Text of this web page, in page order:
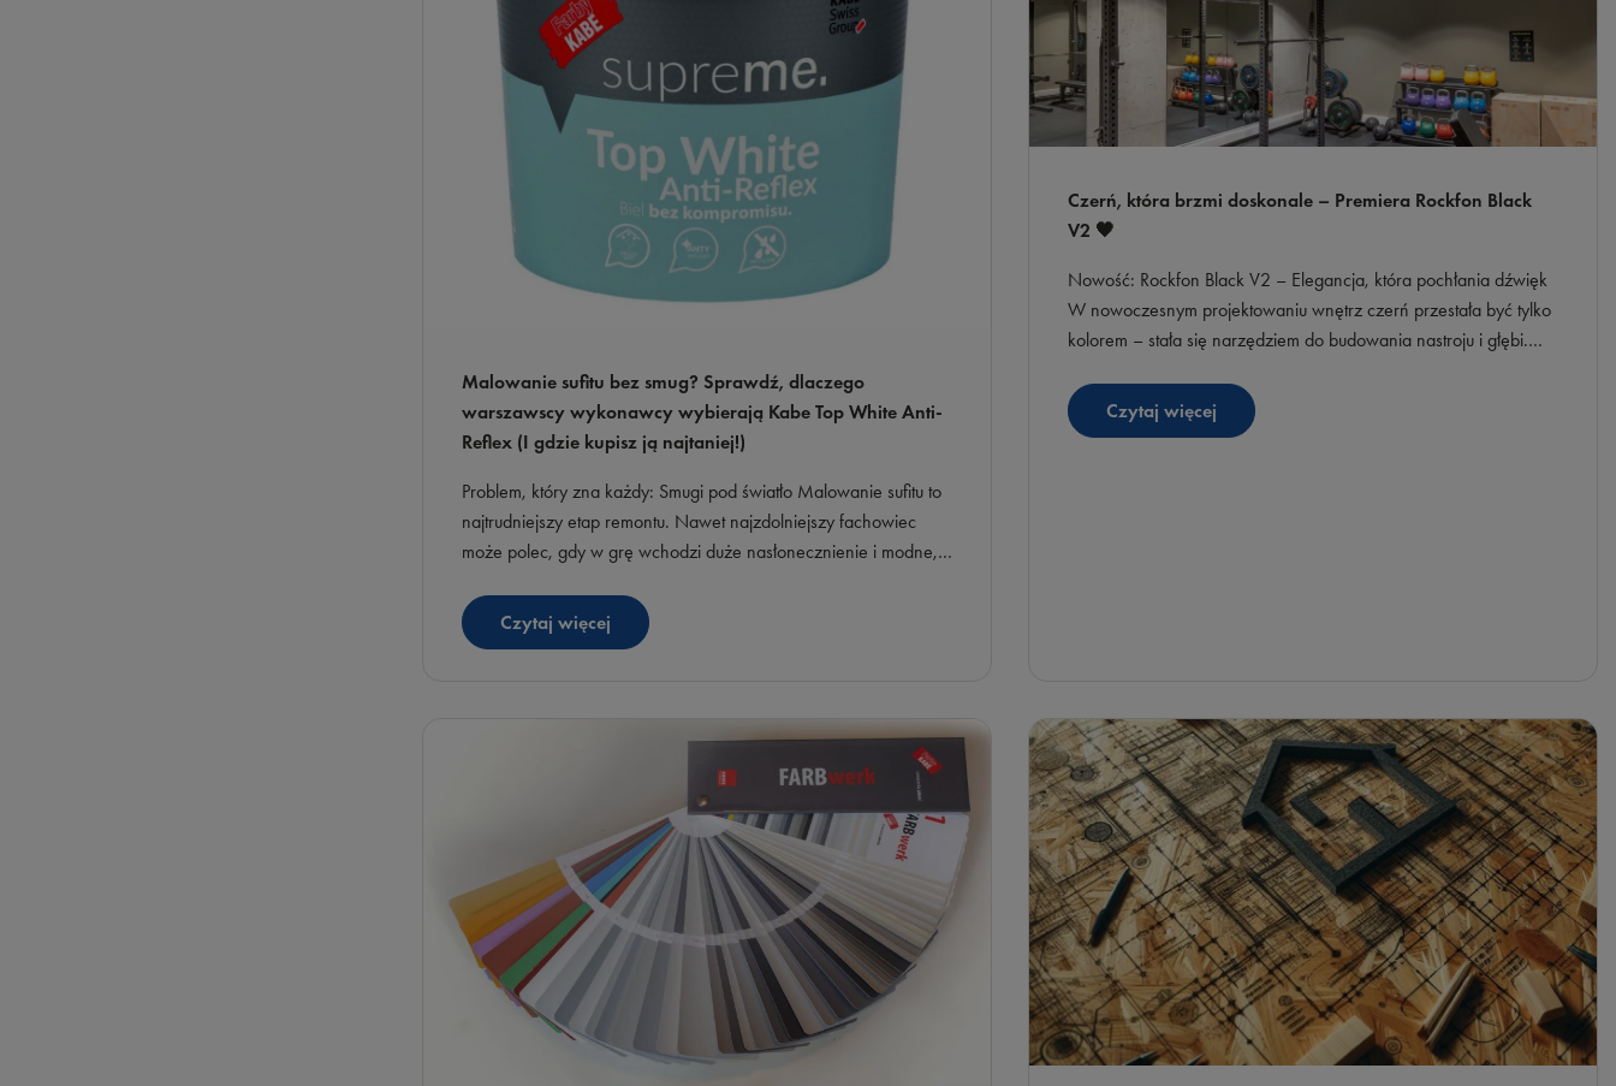
Malowanie sufitu bez smug? Sprawdź, dlaczego
warszawscy wykonawcy wybierają Kabe Top White Anti-
Reflex (I gdzie kupisz ją najtaniej!)
Problem, który zna każdy: Smugi pod światło Malowanie sufitu to
najtrudniejszy etap remontu. Nawet najzdolniejszy fachowiec
może polec, gdy w grę wchodzi duże nasłonecznienie i modne,
widoczne „pasu”, które psują efekt końcowy. Rozwiązanie? Farba
antyrefleksyjna.
Czytaj więcej
Czerń, która brzmi doskonale – Premiera Rockfon Black
V2 🖤
Nowość: Rockfon Black V2 – Elegancja, która pochłania dźwięk
W nowoczesnym projektowaniu wnętrz czerń przestała być tylko
kolorem – stała się narzędziem do budowania nastroju i głębi.
Czytaj więcej